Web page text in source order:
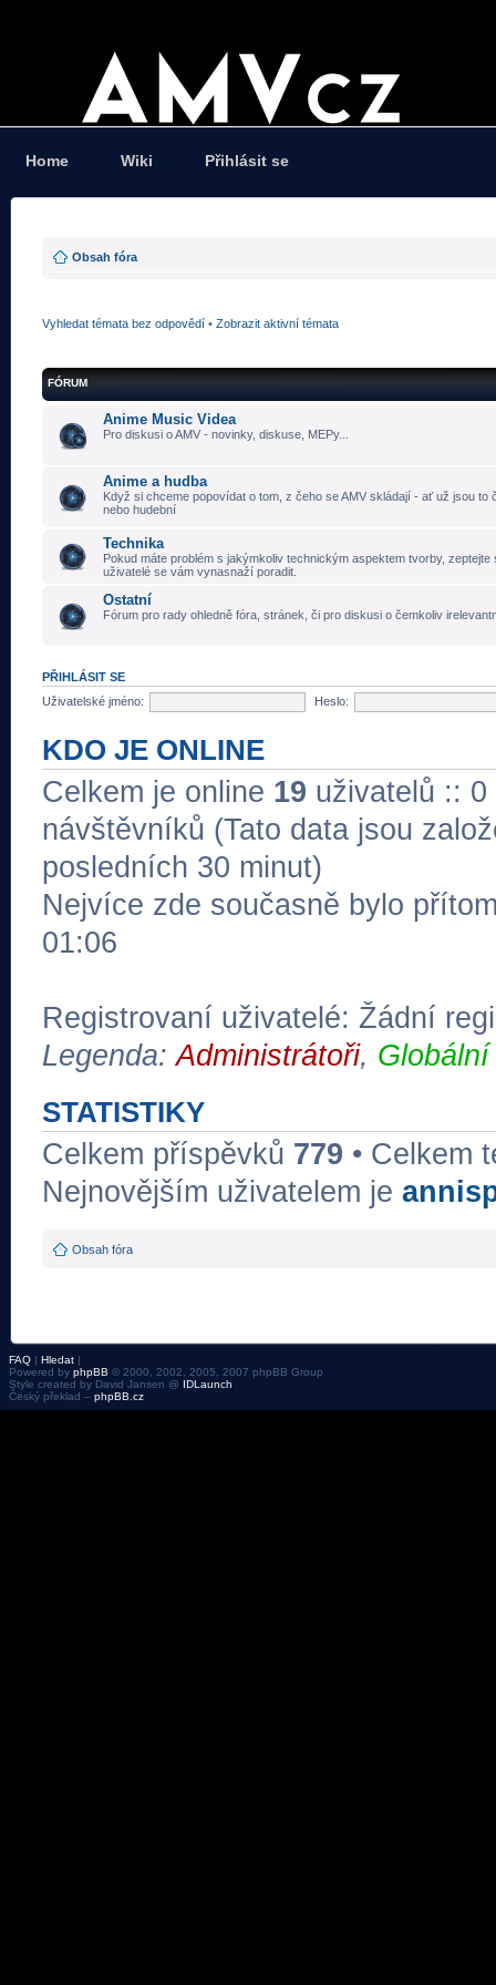
Home Wiki Přihlásit se
Obsah fóra
Vyhledat témata bez odpovědí • Zobrazit aktivní témata
FÓRUM
Anime Music Videa
Pro diskusi o AMV - novinky, diskuse, MEPy...
Anime a hudba
Když si chceme popovídat o tom, z čeho se AMV skládají - ať už jsou to
nebo hudební
Technika
Pokud máte problém s jakýmkoliv technickým aspektem tvorby, zeptejte
uživatelé se vám vynasnaží poradit.
Ostatní
Fórum pro rady ohledně fóra, stránek, či pro diskusi o čemkoliv
PŘIHLÁSIT SE
Uživatelské jméno:
Heslo:
KDO JE ONLINE
Celkem je online 19 uživatelů ::
návštěvníků (Tato data jsou
posledních 30 minut)
Nejvíce zde současně bylo
01:06
Registrovaní uživatelé: Žádní
Legenda:Administrátoři,
STATISTIKY
Celkem příspěvků 779 • Celkem
Nejnovějším uživatelem je
Obsah fóra
FAQ | Hledat |
Powered by phpBB © 2000, 2002, 2005, 2007 phpBB Group
Style created by David Jansen @ IDLaunch
Český překlad – phpBB.cz